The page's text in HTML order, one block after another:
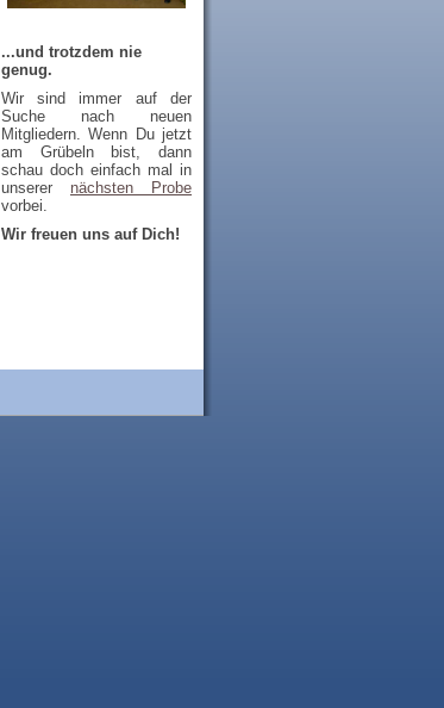
...und trotzdem nie
genug.
Wir sind immer auf der
Suche nach neuen
Mitgliedern. Wenn Du jetzt
am Grübeln bist, dann
schau doch einfach mal in
unserer nächsten Probe
vorbei.
Wir freuen uns auf Dich!